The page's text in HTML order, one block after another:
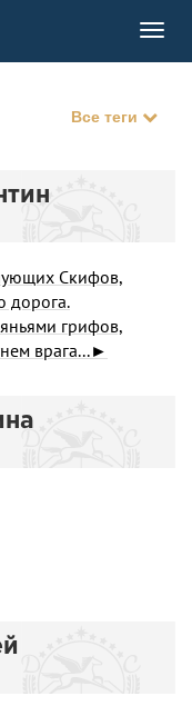
Все теги
Скифов,
дорога.
грифов,
врага...►